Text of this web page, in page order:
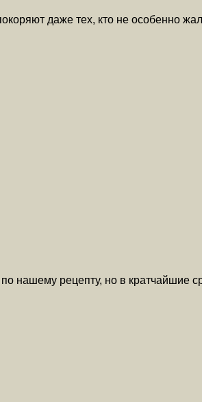
даже тех, кто не особенно
нашему рецепту, но в кратчайшие